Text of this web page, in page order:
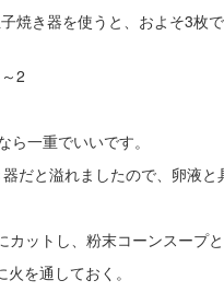
き器を使うと、およそ3枚
2
一重でいいです。
だと溢れましたので、卵液と
ットし、粉末コーンスープ
を通しておく。